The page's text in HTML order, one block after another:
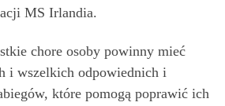
MS Irlandia.
chore osoby powinny mieć
i wszelkich odpowiednich i
które pomogą poprawić ich